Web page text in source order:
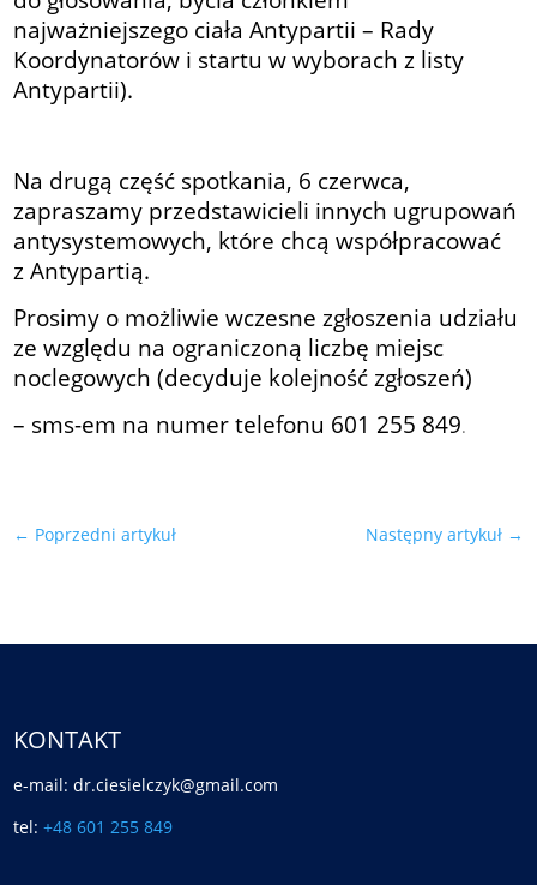
najważniejszego ciała Antypartii – Rady
Koordynatorów i startu w wyborach z listy
Antypartii).
Na drugą część spotkania, 6 czerwca,
zapraszamy przedstawicieli innych ugrupowań
antysystemowych, które chcą współpracować
z Antypartią.
Prosimy o możliwie wczesne zgłoszenia udziału
ze względu na ograniczoną liczbę miejsc
noclegowych (decyduje kolejność zgłoszeń)
– sms-em na numer telefonu 601 255 849.
← Poprzedni artykuł Następny artykuł→
KONTAKT
e-mail: dr.ciesielczyk@gmail.com
tel:+48 601 255 849